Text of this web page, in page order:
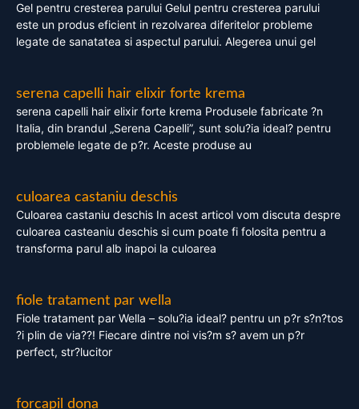
Gel pentru cresterea parului Gelul pentru cresterea parului
este un produs eficient in rezolvarea diferitelor probleme
legate de sanatatea si aspectul parului. Alegerea unui gel
serena capelli hair elixir forte krema
serena capelli hair elixir forte krema Produsele fabricate ?n
Italia, din brandul „Serena Capelli”, sunt solu?ia ideal? pentru
problemele legate de p?r. Aceste produse au
culoarea castaniu deschis
Culoarea castaniu deschis In acest articol vom discuta despre
culoarea casteaniu deschis si cum poate fi folosita pentru a
transforma parul alb inapoi la culoarea
fiole tratament par wella
Fiole tratament par Wella – solu?ia ideal? pentru un p?r s?n?tos
?i plin de via??! Fiecare dintre noi vis?m s? avem un p?r
perfect, str?lucitor
forcapil dona